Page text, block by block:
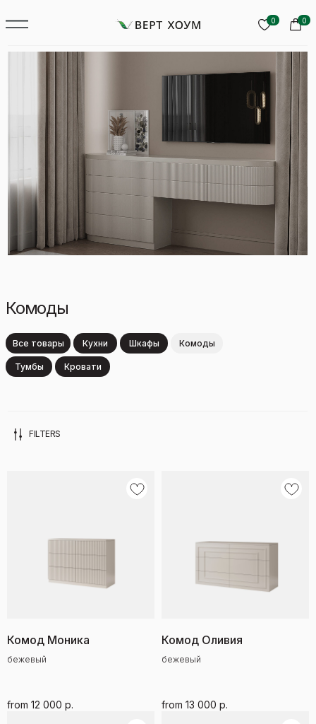
0
0
Кровати
Тумбы
Комоды
Комоды
Шкафы
Кухни
Все товары
FILTERS
Комод Моника
бежевый
from 12 000 р.
Комод Оливия
бежевый
from 13 000 р.